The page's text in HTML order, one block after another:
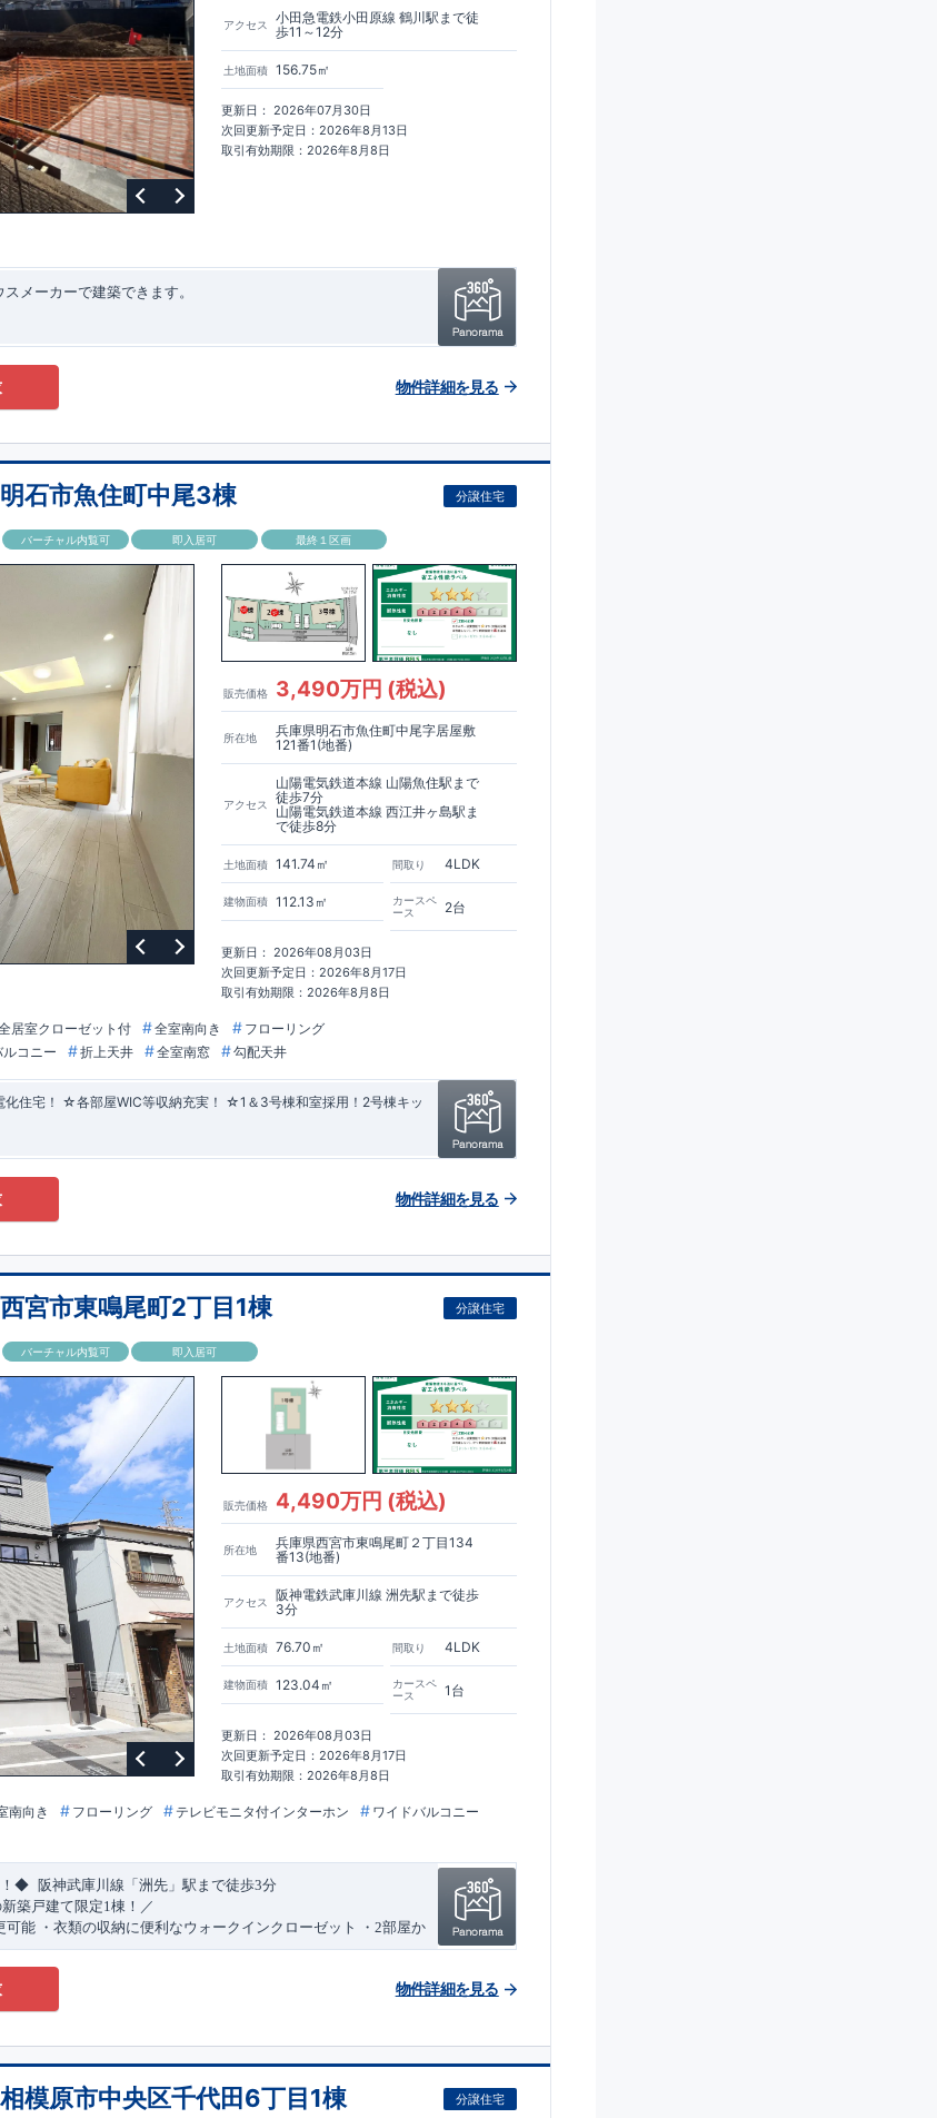
の建物は、国が定めた耐震最高等級
を取得。建築基準法に定め
る地震に対して、倒壊、崩壊しない｣という基準から、さらに
す。 ■耐風等級2 災害時の損傷の受けにくさを評価されていま
る暴風による力（500年に1 度）のさらに 1.2倍の暴風に対して
最高等級2を取得しています。
施工、販売、メンテナンスまで、すべてのプロセスに携わって
ートもっと詳しく 快適に暮らすことができる住宅の品質を長
的な点検を実施することが重要です。 最大 60年間の保証制度
点検以外でも万一不具合が発生した際は対応いたします。
アクセス
小田急電鉄小田原線 鶴川駅まで徒
歩11～12分
土地面積 156.75㎡
更新日： 2026年07月30日
次回更新予定日：2026年8月13日
取引有効期限：2026年8月8日
メーカーで建築できます。
物件詳細を見る
石市魚住町中尾3棟 分譲住宅
バーチャル内覧可 即入居可 最終１区画
販売価格 3,490万円 (税込)
所在地
兵庫県明石市魚住町中尾字居屋敷
121番1(地番)
アクセス
山陽電気鉄道本線 山陽魚住駅まで
徒歩7分
山陽電気鉄道本線 西江井ヶ島駅ま
で徒歩8分
土地面積 141.74㎡
建物面積 112.13㎡
間取り 4LDK
カースペ
ース
2台
更新日： 2026年08月03日
次回更新予定日：2026年8月17日
取引有効期限：2026年8月8日
居室クローゼット付 全室南向き
フローリング
コニー 折上天井 全室南窓 勾配天井
住宅！ ☆各部屋WIC等収納充実！ ☆1＆3号棟和室採用！2号棟キッ
物件詳細を見る
宮市東鳴尾町2丁目1棟 分譲住宅
バーチャル内覧可 即入居可
販売価格 4,490万円 (税込)
所在地
兵庫県西宮市東鳴尾町２丁目134
番13(地番)
アクセス
阪神電鉄武庫川線 洲先駅まで徒歩
3分
土地面積 76.70㎡
建物面積 123.04㎡
間取り 4LDK
カースペ
ース
1台
更新日： 2026年08月03日
次回更新予定日：2026年8月17日
取引有効期限：2026年8月8日
南向き フローリング テレビモニタ付インターホン
ワイドバルコニー
！◆​ 阪神武庫川線 「洲先」駅まで徒歩3分
築戸建て限定1棟！／
可能 ・衣類の収納に便利なウォークインクローゼット
・2部屋か
ー ・デザインと機能性を兼ね備えたオープンサニタリーirodori
面キッチン
！
ジャンプします↓
ました！ ○耐震等級最高等級3 ・数百年に一度の地震に耐える
物件詳細を見る
模原市中央区千代田6丁目1棟 分譲住宅